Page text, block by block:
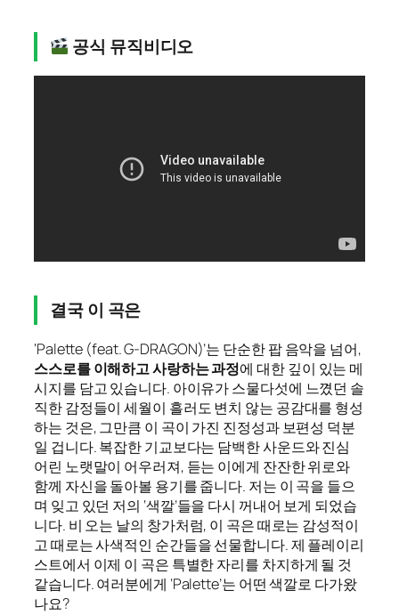
공식 뮤직비디오
결국 이 곡은
‘Palette (feat. G-DRAGON)’는 단순한 팝 음악을 넘어,
스스로를 이해하고 사랑하는 과정에 대한 깊이 있는 메
시지를 담고 있습니다. 아이유가 스물다섯에 느꼈던 솔
직한 감정들이 세월이 흘러도 변치 않는 공감대를 형성
하는 것은, 그만큼 이 곡이 가진 진정성과 보편성 덕분
일 겁니다. 복잡한 기교보다는 담백한 사운드와 진심
어린 노랫말이 어우러져, 듣는 이에게 잔잔한 위로와
함께 자신을 돌아볼 용기를 줍니다. 저는 이 곡을 들으
며 잊고 있던 저의 ‘색깔’들을 다시 꺼내어 보게 되었습
니다. 비 오는 날의 창가처럼, 이 곡은 때로는 감성적이
고 때로는 사색적인 순간들을 선물합니다. 제 플레이리
스트에서 이제 이 곡은 특별한 자리를 차지하게 될 것
같습니다. 여러분에게 ‘Palette’는 어떤 색깔로 다가왔
나요?